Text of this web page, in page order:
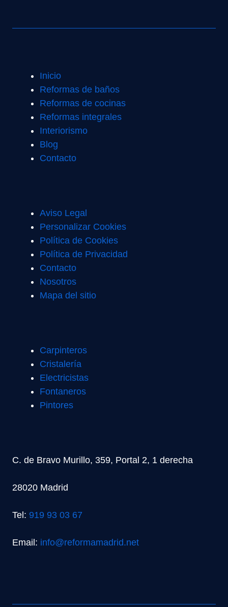
Inicio
Reformas de baños
Reformas de cocinas
Reformas integrales
Interiorismo
Blog
Contacto
Aviso Legal
Personalizar Cookies
Política de Cookies
Política de Privacidad
Contacto
Nosotros
Mapa del sitio
Carpinteros
Cristalería
Electricistas
Fontaneros
Pintores
C. de Bravo Murillo, 359, Portal 2, 1 derecha
28020 Madrid
Tel: 919 93 03 67
Email: info@reformamadrid.net